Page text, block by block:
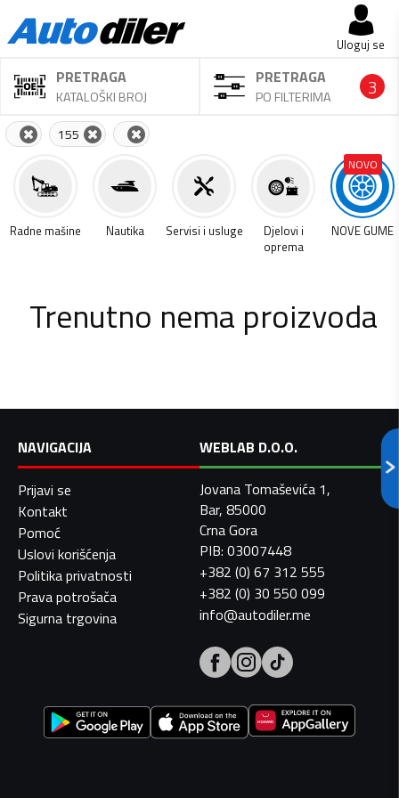
Uloguj se
PRETRAGA
KATALOŠKI BROJ
PRETRAGA
PO FILTERIMA 3
155
Radne mašine Nautika Servisi i usluge
Djelovi i
oprema
NOVO
NOVE GUME
Trenutno nema proizvoda
NAVIGACIJA
Prijavi se
Kontakt
Pomoć
Uslovi korišćenja
Politika privatnosti
Prava potrošača
Sigurna trgovina
WEBLAB D.O.O.
Jovana Tomaševića 1,
Bar, 85000
Crna Gora
PIB: 03007448
+382 (0) 67 312 555
+382 (0) 30 550 099
info@autodiler.me